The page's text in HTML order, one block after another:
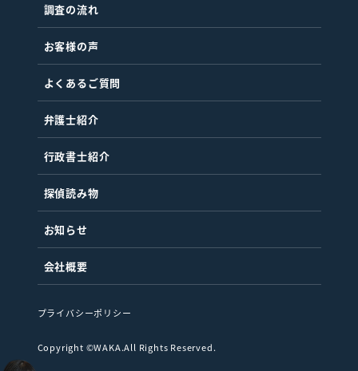
調査の流れ
お客様の声
よくあるご質問
弁護士紹介
行政書士紹介
探偵読み物
お知らせ
会社概要
Copyright ©WAKA.All Rights Reserved.
プライバシーポリシー